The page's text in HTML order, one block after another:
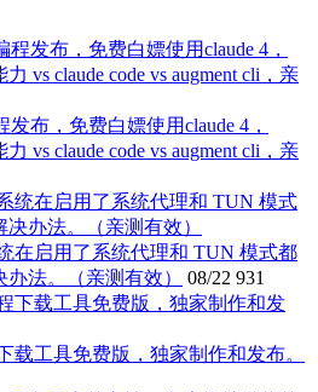
布，免费白嫖使用claude 4，
vs claude code vs augment cli，亲
在启用了系统代理和 TUN 模式都
法。（亲测有效）
08/22 931
载工具免费版，独家制作和发布。